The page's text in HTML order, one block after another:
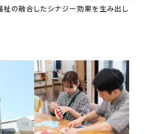
祉の融合したシナジー効果を生み出し